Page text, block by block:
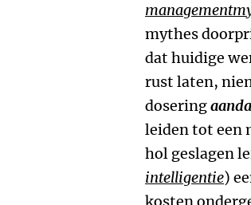
mythes
dat huidige
rust laten,
dosering
leiden tot een
hol geslagen
intelligentie)